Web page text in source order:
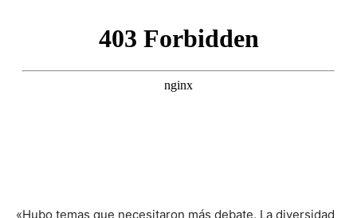
«Hubo temas que necesitaron más debate. La diversidad